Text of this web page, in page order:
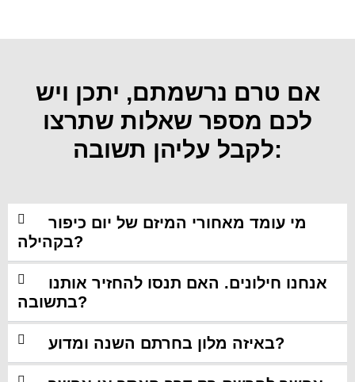
אם טרם נרשמתם, יתכן ויש
לכם מספר שאלות שתרצו
לקבל עליהן תשובה:
מי עומד מאחורי המיזם של יום כיפור
בקהילה?
אנחנו חילונים. האם תנסו להחזיר אותנו
בתשובה?
באיזה מלון בחרתם השנה ומדוע?